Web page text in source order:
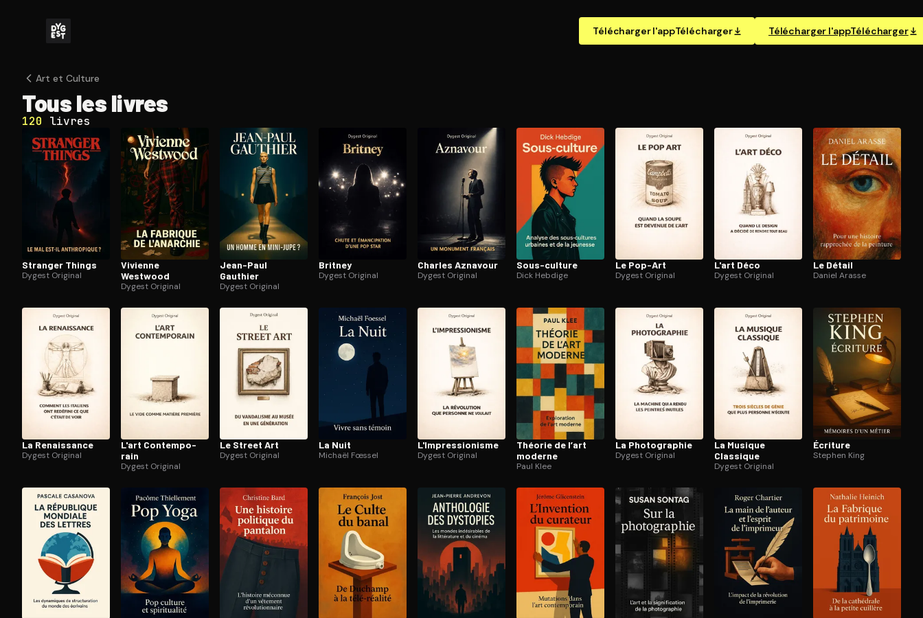
Télécharger l'appTélécharger Télécharger l'appTélécharger
Ouvre l'app Appareil photo, pointe sur le code. C'est gratuit à l'essai.
Art et Culture
Tous les livres
120 livres
Stranger Things
Dygest Original
Vivienne
Westwood
Dygest Original
Jean-Paul
Gauthier
Dygest Original
Britney
Dygest Original
Charles Aznavour
Dygest Original
Sous-culture
Dick Hebdige
Le Pop-Art
Dygest Original
L'art Déco
Dygest Original
Le Détail
Daniel Arasse
La Renaissance
Dygest Original
L'art Contem­po­
rain
Dygest Original
Le Street Art
Dygest Original
La Nuit
Michaël Fœssel
L'Im­pres­sio­nisme
Dygest Original
Théorie de l’art
moderne
Paul Klee
La Pho­to­gra­phie
Dygest Original
La Musique
Classique
Dygest Original
Écriture
Stephen King